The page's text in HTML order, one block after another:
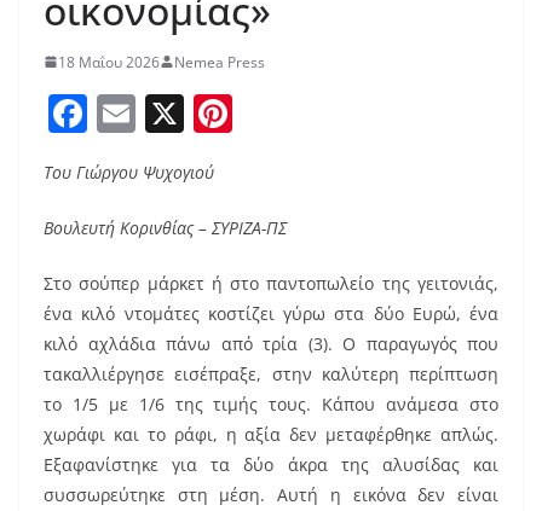
18 Μαΐου 2026 Nemea Press
F
a
c
e
b
o
o
k
E
ai
l
X
e
st
Του Γιώργου Ψυχογιού
Βουλευτή Κορινθίας – ΣΥΡΙΖΑ-ΠΣ
Στο σούπερ μάρκετ ή στο παντοπωλείο της γειτονιάς,
ένα κιλό ντομάτες κοστίζει γύρω στα δύο Ευρώ, ένα
κιλό αχλάδια πάνω από τρία (3). Ο παραγωγός που
τακαλλιέργησε εισέπραξε, στην καλύτερη περίπτωση
το 1/5 με 1/6 της τιμής τους. Κάπου ανάμεσα στο
χωράφι και το ράφι, η αξία δεν μεταφέρθηκε απλώς.
Εξαφανίστηκε για τα δύο άκρα της αλυσίδας και
συσσωρεύτηκε στη μέση. Αυτή η εικόνα δεν είναι